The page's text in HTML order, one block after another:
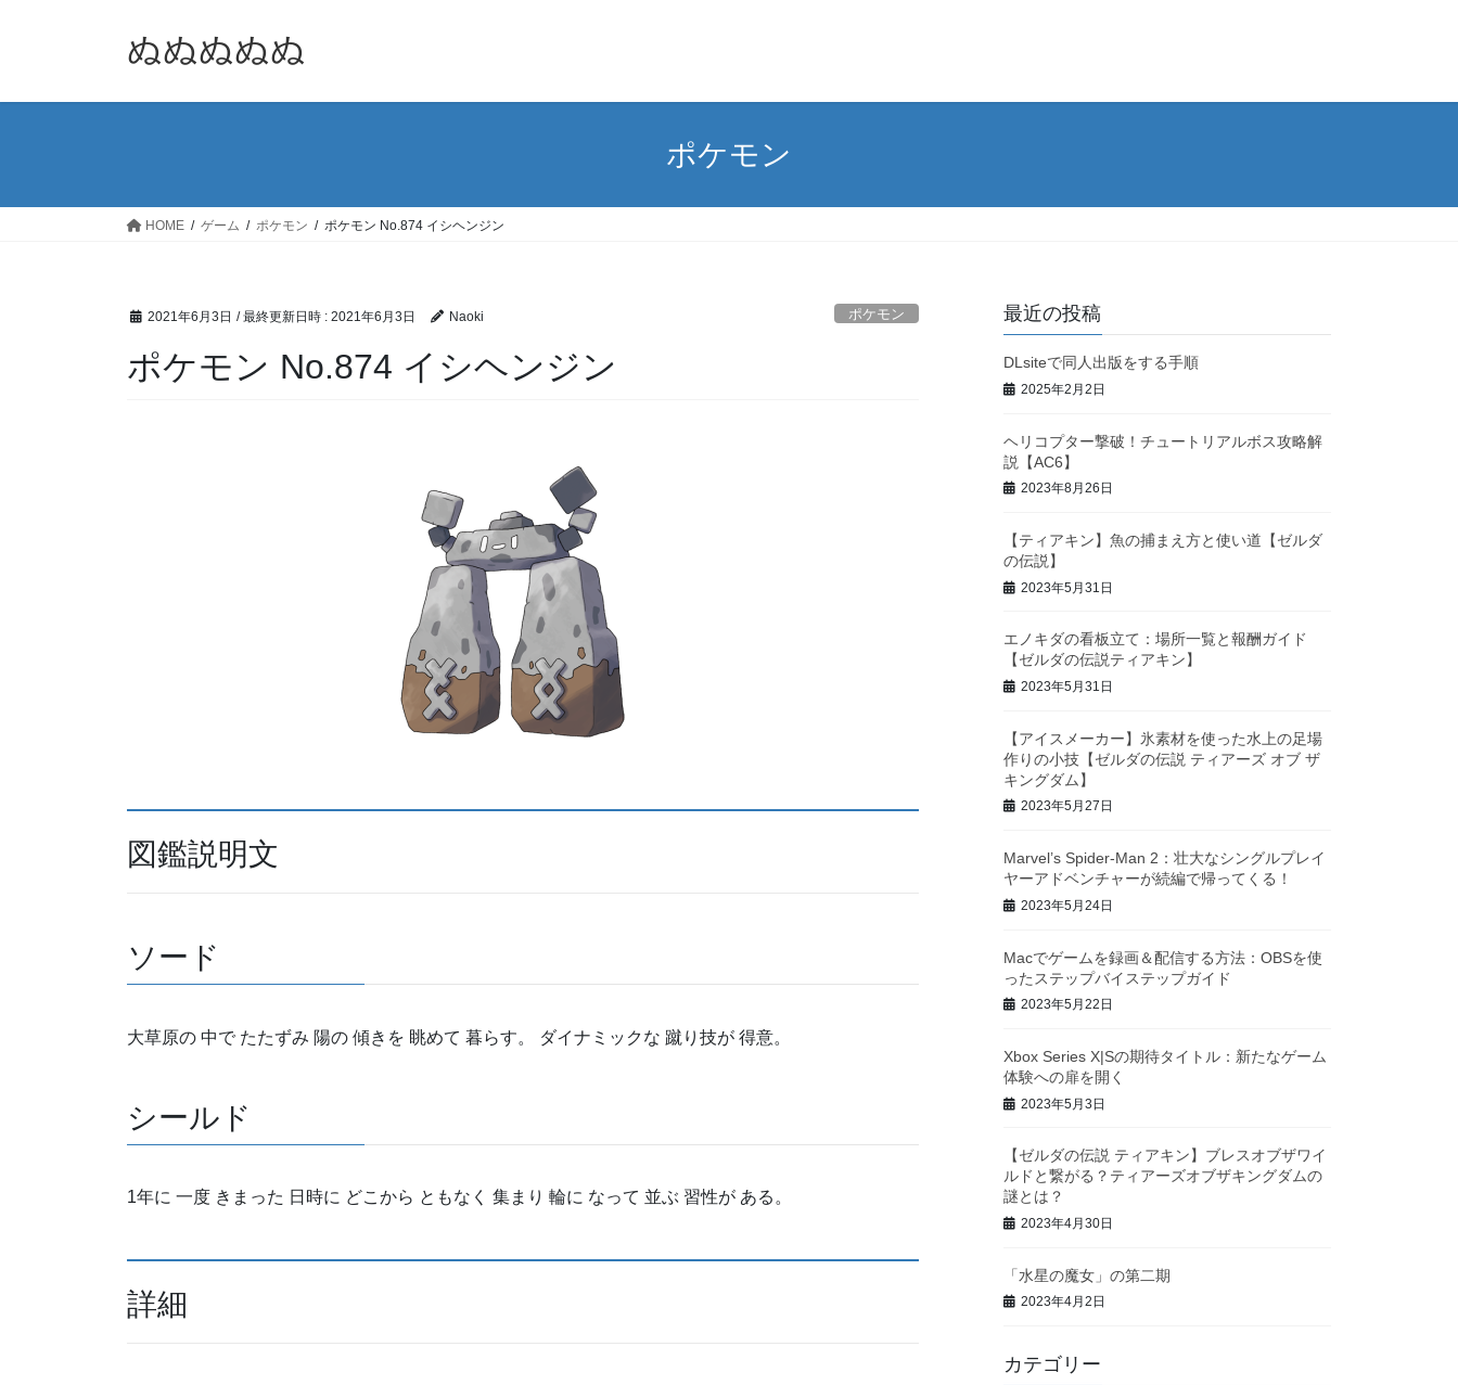
ぬぬぬぬぬ
ポケモン
HOME ゲーム ポケモン ポケモン No.874 イシヘンジン
2021年6月3日 / 最終更新日時 : 2021年6月3日 Naoki ポケモン
ポケモン No.874 イシヘンジン
図鑑説明文
ソード
大草原の 中で たたずみ 陽の 傾きを 眺めて 暮らす。 ダイナミックな 蹴り技が 得意。
シールド
1年に 一度 きまった 日時に どこから ともなく 集まり 輪に なって 並ぶ 習性が ある。
詳細
最近の投稿
DLsiteで同人出版をする手順
2025年2月2日
ヘリコプター撃破！チュートリアルボス攻略解
説【AC6】
2023年8月26日
【ティアキン】魚の捕まえ方と使い道【ゼルダ
の伝説】
2023年5月31日
エノキダの看板立て：場所一覧と報酬ガイド
【ゼルダの伝説ティアキン】
2023年5月31日
【アイスメーカー】氷素材を使った水上の足場
作りの小技【ゼルダの伝説 ティアーズ オブ ザ
キングダム】
2023年5月27日
Marvel’s Spider-Man 2：壮大なシングルプレイ
ヤーアドベンチャーが続編で帰ってくる！
2023年5月24日
Macでゲームを録画＆配信する方法：OBSを使
ったステップバイステップガイド
2023年5月22日
Xbox Series X|Sの期待タイトル：新たなゲーム
体験への扉を開く
2023年5月3日
【ゼルダの伝説 ティアキン】ブレスオブザワイ
ルドと繋がる？ティアーズオブザキングダムの
謎とは？
2023年4月30日
「水星の魔女」の第二期
2023年4月2日
カテゴリー